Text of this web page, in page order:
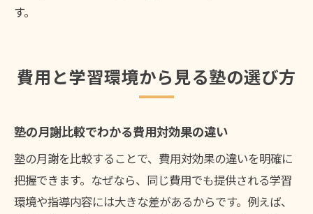
す。
費用と学習環境から見る塾の選び方
塾の月謝比較でわかる費用対効果の違い
塾の月謝を比較することで、費用対効果の違いを明確に
把握できます。なぜなら、同じ費用でも提供される学習
環境や指導内容には大きな差があるからです。例えば、